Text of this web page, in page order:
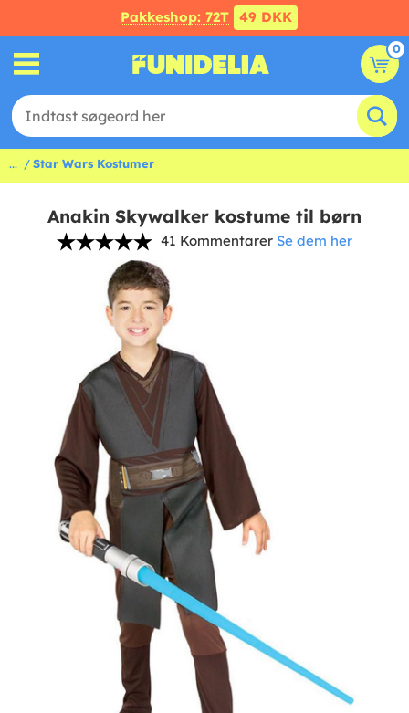
Pakkeshop: 72T 49 DKK
0
... Star Wars Kostumer
Anakin Skywalker kostume til børn
41 Kommentarer Se dem her